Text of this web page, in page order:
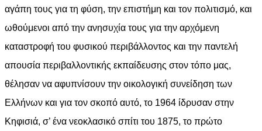
αγάπη τους για τη φύση, την επιστήμη και τον πολιτισμό, και
ωθούμενοι από την ανησυχία τους για την αρχόμενη
καταστροφή του φυσικού περιβάλλοντος και την παντελή
απουσία περιβαλλοντικής εκπαίδευσης στον τόπο μας,
θέλησαν να αφυπνίσουν την οικολογική συνείδηση των
Ελλήνων και για τον σκοπό αυτό, το 1964 ίδρυσαν στην
Κηφισιά, σ’ ένα νεοκλασικό σπίτι του 1875, το πρώτο